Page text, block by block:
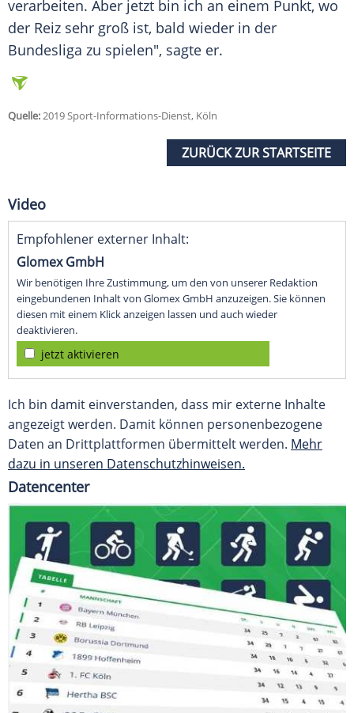
verarbeiten. Aber jetzt bin ich an einem Punkt, wo
der Reiz sehr groß ist, bald wieder in der
Bundesliga zu spielen", sagte er.
Quelle:2019 Sport-Informations-Dienst, Köln
ZURÜCK ZUR STARTSEITE
Video
Empfohlener externer Inhalt:
Glomex GmbH
Wir benötigen Ihre Zustimmung, um den von unserer Redaktion
eingebundenen Inhalt von Glomex GmbH anzuzeigen. Sie können
diesen mit einem Klick anzeigen lassen und auch wieder
deaktivieren.
jetzt aktivieren
Ich bin damit einverstanden, dass mir externe Inhalte
angezeigt werden. Damit können personenbezogene
Daten an Drittplattformen übermittelt werden. Mehr
dazu in unseren Datenschutzhinweisen.
Datencenter